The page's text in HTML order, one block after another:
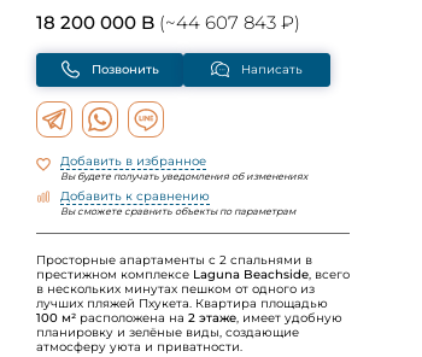
18 200 000 B (~44 607 843 ₽)
Позвонить Написать
Добавить в избранное
Вы будете получать уведомления об изменениях
Добавить к сравнению
Вы сможете сравнить объекты по параметрам
Просторные апартаменты с 2 спальнями в
престижном комплексе Laguna Beachside, всего
в нескольких минутах пешком от одного из
лучших пляжей Пхукета. Квартира площадью
100 м² расположена на 2 этаже, имеет удобную
планировку и зелёные виды, создающие
атмосферу уюта и приватности.